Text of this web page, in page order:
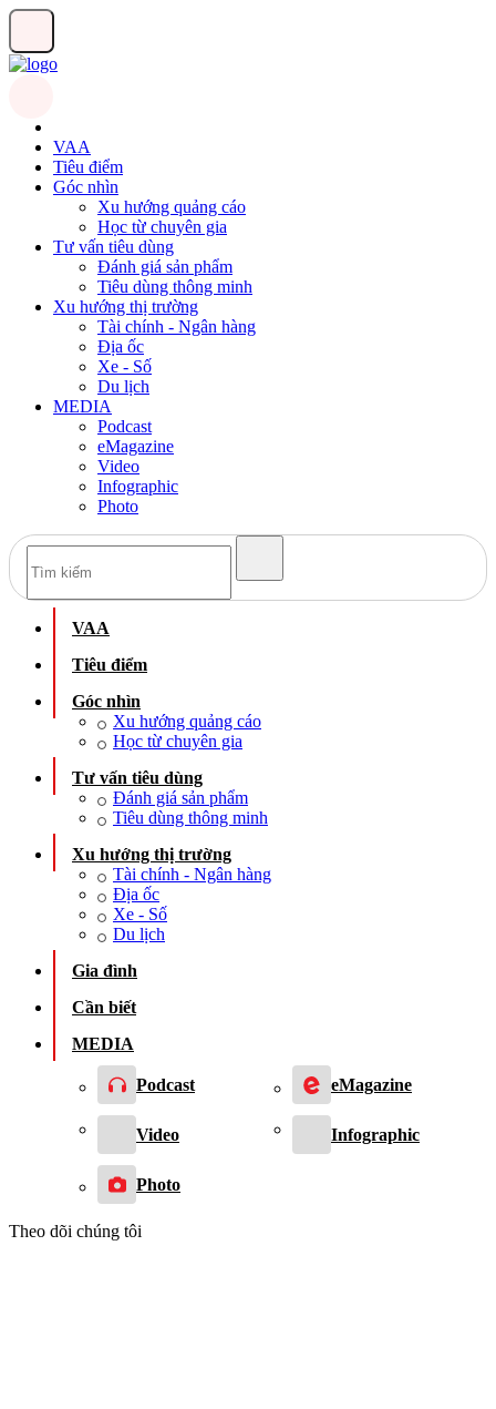
VAA
Tiêu điểm
Góc nhìn
Xu hướng quảng cáo
Học từ chuyên gia
Tư vấn tiêu dùng
Đánh giá sản phẩm
Tiêu dùng thông minh
Xu hướng thị trường
Tài chính - Ngân hàng
Địa ốc
Xe - Số
Du lịch
MEDIA
Podcast
eMagazine
Video
Infographic
Photo
VAA
Tiêu điểm
Góc nhìn
Xu hướng quảng cáo
Học từ chuyên gia
Tư vấn tiêu dùng
Đánh giá sản phẩm
Tiêu dùng thông minh
Xu hướng thị trường
Tài chính - Ngân hàng
Địa ốc
Xe - Số
Du lịch
Gia đình
Cần biết
MEDIA
Podcast eMagazine
Video Infographic
Photo
Theo dõi chúng tôi